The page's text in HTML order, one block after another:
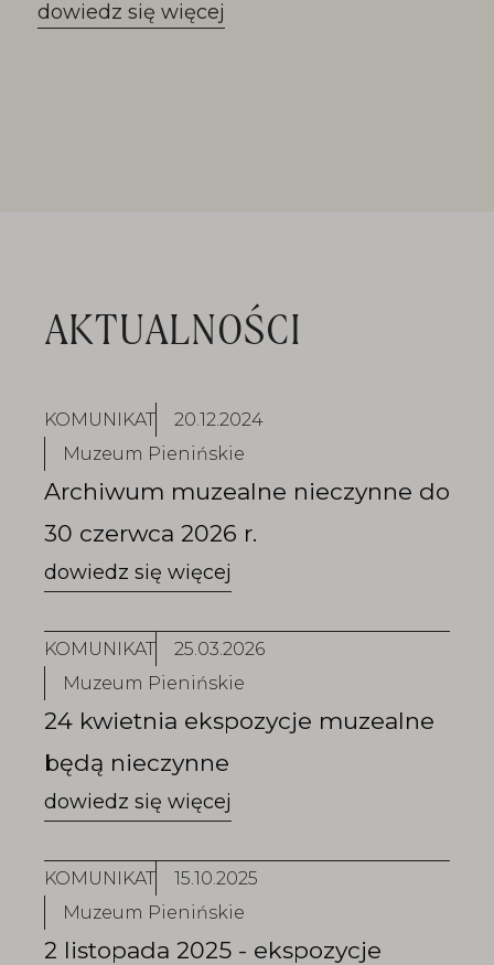
szczawnickich.
dowiedz się więcej
AKTUALNOŚCI
KOMUNIKAT
20.12.2024
Muzeum Pienińskie
Archiwum muzealne nieczynne do
30 czerwca 2026 r.
KOMUNIKAT
25.03.2026
Muzeum Pienińskie
24 kwietnia ekspozycje muzealne
będą nieczynne
KOMUNIKAT
15.10.2025
Muzeum Pienińskie
2 listopada 2025 - ekspozycje